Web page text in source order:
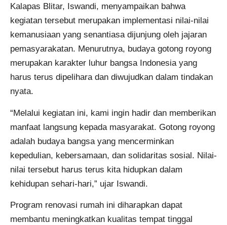
Kalapas Blitar, Iswandi, menyampaikan bahwa
kegiatan tersebut merupakan implementasi nilai-nilai
kemanusiaan yang senantiasa dijunjung oleh jajaran
pemasyarakatan. Menurutnya, budaya gotong royong
merupakan karakter luhur bangsa Indonesia yang
harus terus dipelihara dan diwujudkan dalam tindakan
nyata.
“Melalui kegiatan ini, kami ingin hadir dan memberikan
manfaat langsung kepada masyarakat. Gotong royong
adalah budaya bangsa yang mencerminkan
kepedulian, kebersamaan, dan solidaritas sosial. Nilai-
nilai tersebut harus terus kita hidupkan dalam
kehidupan sehari-hari,” ujar Iswandi.
Program renovasi rumah ini diharapkan dapat
membantu meningkatkan kualitas tempat tinggal